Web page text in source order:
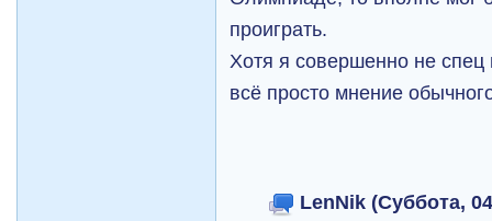
проиграть.
Хотя я совершенно не спец
всё просто мнение
LenNik (Суббота,